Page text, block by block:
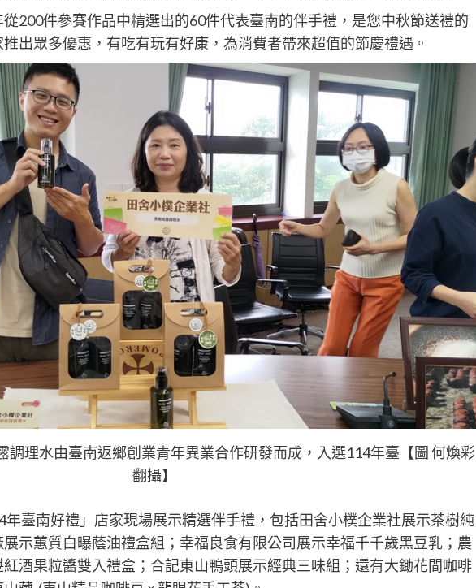
200件參賽作品中精選出的60件代表臺南的伴手禮，是您中秋節送禮的
出眾多優惠，有吃有玩有好康，為消費者帶來超值的節慶禮遇。
調理水由臺南返鄉創業青年異業合作研發而成，入選114年臺【圖 何煥彩
翻攝】
年臺南好禮」店家現場展示精選伴手禮，包括田舍小樸企業社展示茶樹純
示蕙質白曝蔭油禮盒組；幸福良食有限公司展示幸福千千歲黑豆乳；農
酒果粒醬雙入禮盒；合記東山鴨頭展示經典三味組；還有大鋤花間咖啡